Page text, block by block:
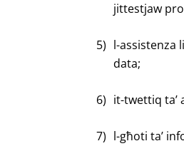
jittestjaw
5) l-assistenza
data;
6) it-twettiq ta’
7) l-għoti ta’